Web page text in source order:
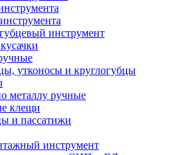
инструмент
утконосы и круглогубцы
металлу ручные
клещи
и пассатижи
инструмент